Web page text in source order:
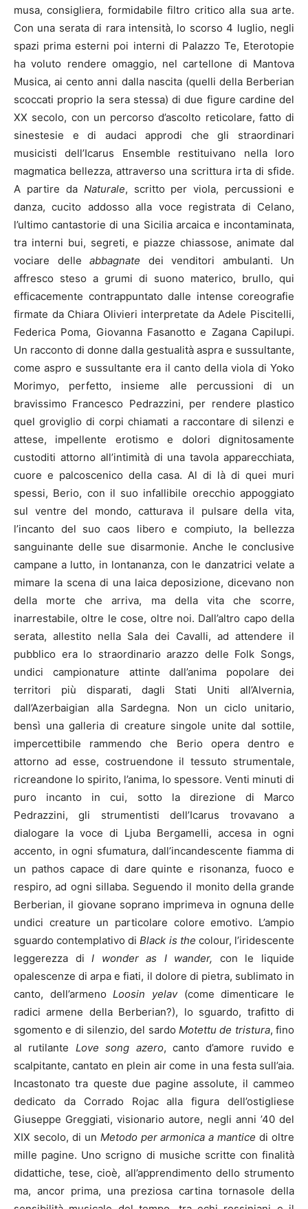
musa, consigliera, formidabile filtro critico alla sua arte.
Con una serata di rara intensità, lo scorso 4 luglio, negli
spazi prima esterni poi interni di Palazzo Te, Eterotopie
ha voluto rendere omaggio, nel cartellone di Mantova
Musica, ai cento anni dalla nascita (quelli della Berberian
scoccati proprio la sera stessa) di due figure cardine del
XX secolo, con un percorso d’ascolto reticolare, fatto di
sinestesie e di audaci approdi che gli straordinari
musicisti dell’Icarus Ensemble restituivano nella loro
magmatica bellezza, attraverso una scrittura irta di sfide.
A partire da Naturale, scritto per viola, percussioni e
danza, cucito addosso alla voce registrata di Celano,
l’ultimo cantastorie di una Sicilia arcaica e incontaminata,
tra interni bui, segreti, e piazze chiassose, animate dal
vociare delle abbagnate dei venditori ambulanti. Un
affresco steso a grumi di suono materico, brullo, qui
efficacemente contrappuntato dalle intense coreografie
firmate da Chiara Olivieri interpretate da Adele Piscitelli,
Federica Poma, Giovanna Fasanotto e Zagana Capilupi.
Un racconto di donne dalla gestualità aspra e sussultante,
come aspro e sussultante era il canto della viola di Yoko
Morimyo, perfetto, insieme alle percussioni di un
bravissimo Francesco Pedrazzini, per rendere plastico
quel groviglio di corpi chiamati a raccontare di silenzi e
attese, impellente erotismo e dolori dignitosamente
custoditi attorno all’intimità di una tavola apparecchiata,
cuore e palcoscenico della casa. Al di là di quei muri
spessi, Berio, con il suo infallibile orecchio appoggiato
sul ventre del mondo, catturava il pulsare della vita,
l’incanto del suo caos libero e compiuto, la bellezza
sanguinante delle sue disarmonie. Anche le conclusive
campane a lutto, in lontananza, con le danzatrici velate a
mimare la scena di una laica deposizione, dicevano non
della morte che arriva, ma della vita che scorre,
inarrestabile, oltre le cose, oltre noi. Dall’altro capo della
serata, allestito nella Sala dei Cavalli, ad attendere il
pubblico era lo straordinario arazzo delle Folk Songs,
undici campionature attinte dall’anima popolare dei
territori più disparati, dagli Stati Uniti all’Alvernia,
dall’Azerbaigian alla Sardegna. Non un ciclo unitario,
bensì una galleria di creature singole unite dal sottile,
impercettibile rammendo che Berio opera dentro e
attorno ad esse, costruendone il tessuto strumentale,
ricreandone lo spirito, l’anima, lo spessore. Venti minuti di
puro incanto in cui, sotto la direzione di Marco
Pedrazzini, gli strumentisti dell’Icarus trovavano a
dialogare la voce di Ljuba Bergamelli, accesa in ogni
accento, in ogni sfumatura, dall’incandescente fiamma di
un pathos capace di dare quinte e risonanza, fuoco e
respiro, ad ogni sillaba. Seguendo il monito della grande
Berberian, il giovane soprano imprimeva in ognuna delle
undici creature un particolare colore emotivo. L’ampio
sguardo contemplativo diBlack is the colour, l’iridescente
leggerezza diI wonder as I wander, con le liquide
opalescenze di arpa e fiati, il dolore di pietra, sublimato in
canto, dell’armenoLoosin yelav(come dimenticare le
radici armene della Berberian?), lo sguardo, trafitto di
sgomento e di silenzio, del sardo Motettu de tristura, fino
al rutilante Love song azero, canto d’amore ruvido e
scalpitante, cantato en plein air come in una festa sull’aia.
Incastonato tra queste due pagine assolute, il cammeo
dedicato da Corrado Rojac alla figura dell’ostigliese
Giuseppe Greggiati, visionario autore, negli anni ’40 del
XIX secolo, di un Metodo per armonica a manticedi oltre
mille pagine. Uno scrigno di musiche scritte con finalità
didattiche, tese, cioè, all’apprendimento dello strumento
ma, ancor prima, una preziosa cartina tornasole della